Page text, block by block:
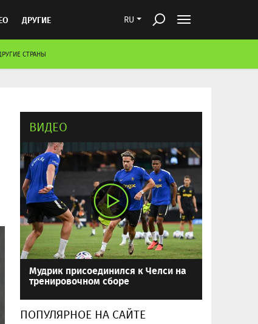
RU
ДРУГИЕ
СТРАНЫ
ВИДЕО
Мудрик присоединился к Челси на
тренировочном сборе
ПОПУЛЯРНОЕ НА САЙТЕ